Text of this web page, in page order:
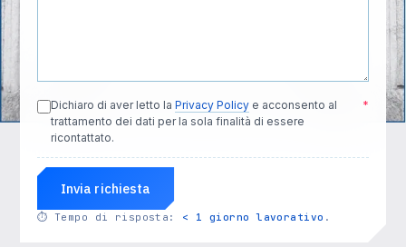
Dichiaro di aver letto la Privacy Policy e acconsento al
trattamento dei dati per la sola finalità di essere
ricontattato.
*
Invia richiesta
⏱ Tempo di risposta: < 1 giorno lavorativo .